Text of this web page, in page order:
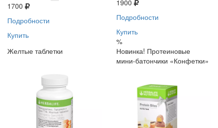
1700
Подробности
Купить
1900
Подробности
Купить
%
Желтые таблетки
Новинка! Протеиновые
мини-батончики «Конфетки»